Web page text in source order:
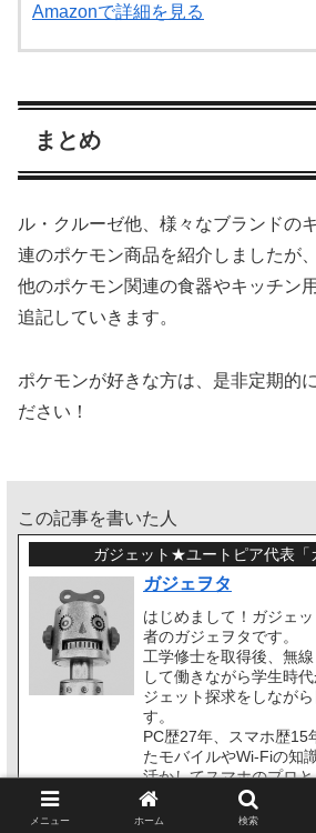
Amazonで詳細を見る
まとめ
ル・クルーゼ他、様々なブランドの
連のポケモン商品を紹介しましたが
他のポケモン関連の食器やキッチン
追記していきます。
ポケモンが好きな方は、是非定期的
ださい！
この記事を書いた人
ガジェット★ユートピア代表「
ガジェヲタ
はじめまして！ガジェ
者のガジェヲタです。
工学修士を取得後、無
して働きながら学生時
ジェット探求をしなが
す。
PC歴27年、スマホ歴15
たモバイルやWi-Fiの知
活かしてスマホのプロ
ットヲタクとしての独
かにするガジェットや
メニュー ホーム 検索